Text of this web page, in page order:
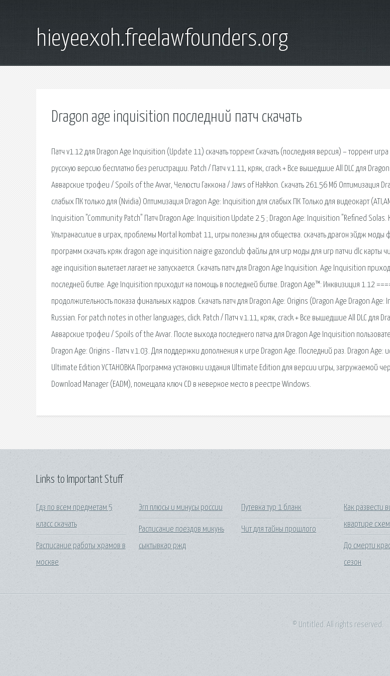
hieyeexoh.freelawfounders.org
Dragon age inquisition последний патч скачать
Патч v1.12 для Dragon Age Inquisition (Update 11) скачать торрент Скачать (последняя версия) – торрент
русскую версию бесплатно без регистрации. Patch / Патч v.1.11, кряк, crack + Все вышедшие All DLC для
Авварские трофеи / Spoils of the Avvar, Челюсти Гаккона / Jaws of Hakkon. Скачать 261.56 Мб Оптимизация
слабых ПК только для (Nvidia) Оптимизация Dragon Age: Inquisition для слабых ПК Только для видеокарт
Inquisition "Community Patch" Патч Dragon Age: Inquisition Update 2.5 ; Dragon Age: Inquisition "Refined Solas.
Ультранасилие в играх, проблемы Mortal kombat 11, игры полезны для общества. скачать драгон эйдж моды
программ скачать кряк dragon age inquisition naigre gazonclub файлы для игр моды для игр патчи dlc карты
age inquisition вылетает лагает не запускается. Скачать патч для Dragon Age Inquisition. Age Inquisition
последней битве. Age Inquisition приходит на помощь в последней битве. Dragon Age™: Инквизиция 1.12
продолжительность показа финальных кадров. Скачать патч для Dragon Age: Origins (Dragon Age Dragon
Russian. For patch notes in other languages, click. Patch / Патч v.1.11, кряк, crack + Все вышедшие All DLC для
Авварские трофеи / Spoils of the Avvar. После выхода последнего патча для Dragon Age Inquisition
Dragon Age: Origins - Патч v.1.03. Для поддержки дополнения к игре Dragon Age. Последний раз. Dragon Age:
Ultimate Edition УСТАНОВКА Программа установки издания Ultimate Edition для версии игры, загружаемой
Download Manager (EADM), помещала ключ CD в неверное место в реестре Windows.
Links to Important Stuff
Гдз по всем предметам 5
класс скачать
Расписание работы храмов в
москве
Эгп плюсы и минусы россии
Расписание поездов микунь
сыктывкар ржд
Путевка тур 1 бланк
Чит для тайны прошлого
Как развести
квартире
До смерти
сезон
© Untitled. All rights reserved.